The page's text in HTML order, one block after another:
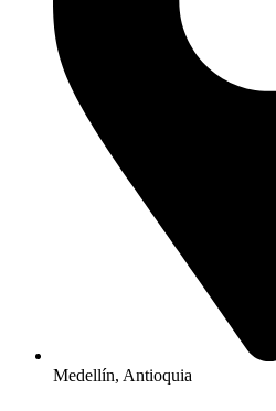
Medellín, Antioquia